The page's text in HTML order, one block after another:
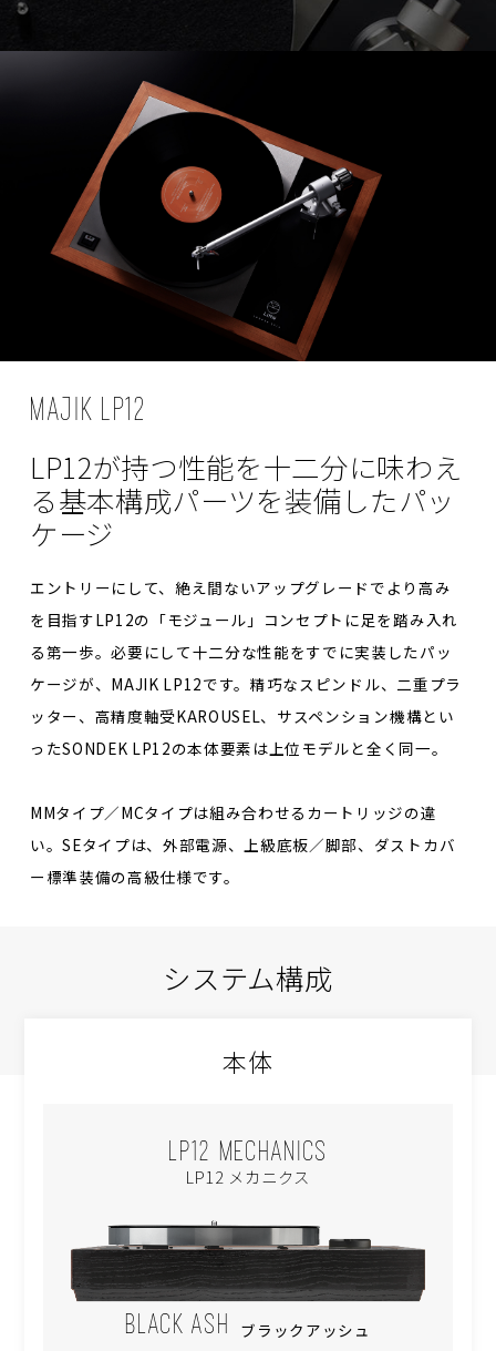
MAJIK LP12
LP12が持つ性能を十二分に味わえ
る基本構成パーツを装備したパッ
ケージ
エントリーにして、絶え間ないアップグレードでより高み
を目指すLP12の「モジュール」コンセプトに足を踏み入れ
る第一歩。必要にして十二分な性能をすでに実装したパッ
ケージが、MAJIK LP12です。精巧なスピンドル、二重プラ
ッター、高精度軸受KAROUSEL、サスペンション機構とい
ったSONDEK LP12の本体要素は上位モデルと全く同一。
MMタイプ／MCタイプは組み合わせるカートリッジの違
い。SEタイプは、外部電源、上級底板／脚部、ダストカバ
ー標準装備の高級仕様です。
システム構成
本体
LP12 MECHANICS
LP12 メカニクス
BLACK ASH ブラックアッシュ